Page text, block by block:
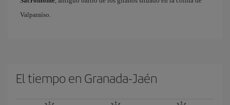
Valparaíso.
El tiempo en Granada-Jaén